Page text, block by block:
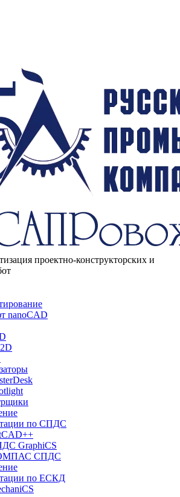
проектно-конструкторских и
nanoCAD
по СПДС
GraphiCS
СПДС
по ЕСКД